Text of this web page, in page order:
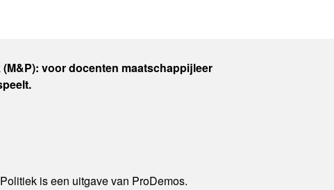
voor docenten maatschappijleer
is een uitgave van ProDemos.